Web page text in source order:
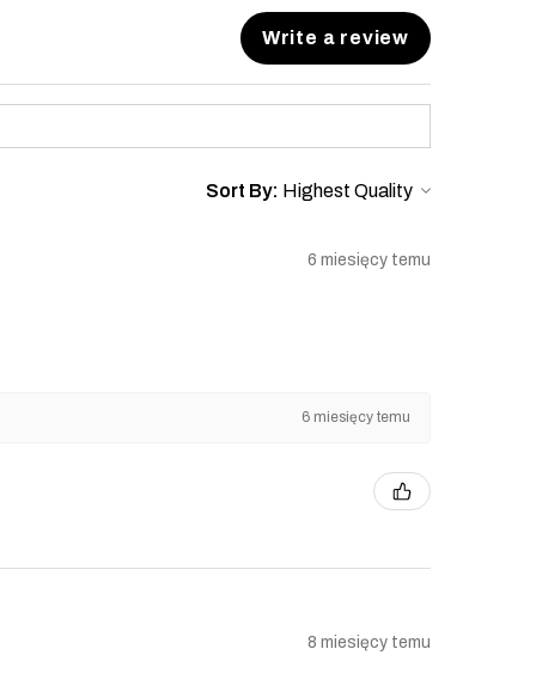
Write a review
Sort By:
6 miesięcy temu
6 miesięcy temu
8 miesięcy temu